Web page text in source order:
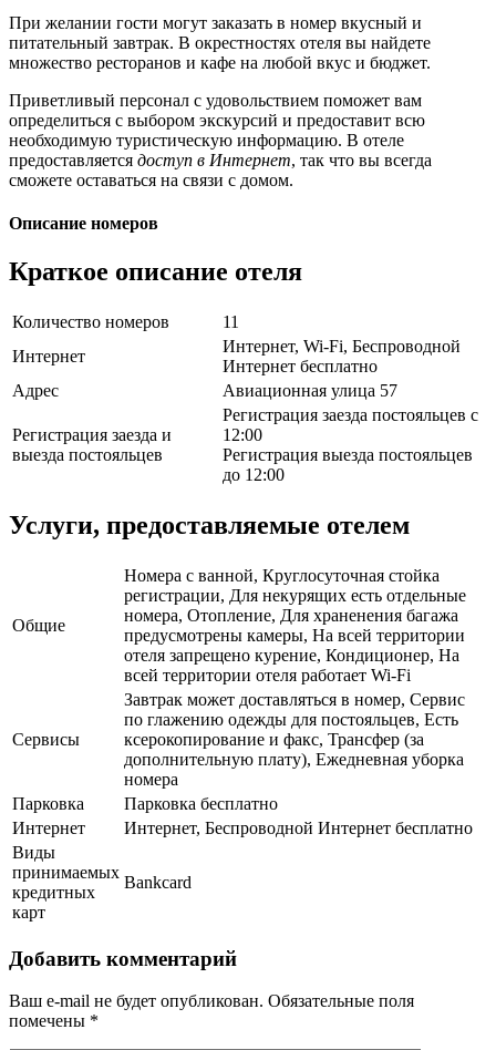
При желании гости могут заказать в номер вкусный и
питательный завтрак. В окрестностях отеля вы найдете
множество ресторанов и кафе на любой вкус и бюджет.
Приветливый персонал с удовольствием поможет вам
определиться с выбором экскурсий и предоставит всю
необходимую туристическую информацию. В отеле
предоставляется доступ в Интернет, так что вы всегда
сможете оставаться на связи с домом.
Описание номеров
Краткое описание отеля
Количество номеров
11
Интернет
Интернет, Wi-Fi, Беспроводной
Интернет бесплатно
Адрес
Авиационная улица 57
Регистрация заезда и
выезда постояльцев
Регистрация заезда постояльцев с
12:00
Регистрация выезда постояльцев
до 12:00
Услуги, предоставляемые отелем
Общие
Номера с ванной, Круглосуточная стойка
регистрации, Для некурящих есть отдельные
номера, Отопление, Для храненения багажа
предусмотрены камеры, На всей территории
отеля запрещено курение, Кондиционер, На
всей территории отеля работает Wi-Fi
Сервисы
Завтрак может доставляться в номер, Сервис
по глажению одежды для постояльцев, Есть
ксерокопирование и факс, Трансфер (за
дополнительную плату), Ежедневная уборка
номера
Парковка
Парковка бесплатно
Интернет
Интернет, Беспроводной Интернет бесплатно
Виды
принимаемых
кредитных
карт
Bankcard
Добавить комментарий
Ваш e-mail не будет опубликован. Обязательные поля
помечены *